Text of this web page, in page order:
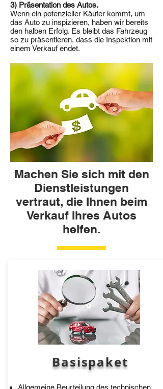
3) Präsentation des Autos.
Wenn ein potenzieller Käufer kommt, um
das Auto zu inspizieren, haben wir bereits
den halben Erfolg. Es bleibt das Fahrzeug
so zu präsentieren, dass die Inspektion mit
einem Verkauf endet.
Machen Sie sich mit den
Dienstleistungen
vertraut, die Ihnen beim
Verkauf Ihres Autos
helfen.
Basispaket
Allgemeine Beurteilung des technischen